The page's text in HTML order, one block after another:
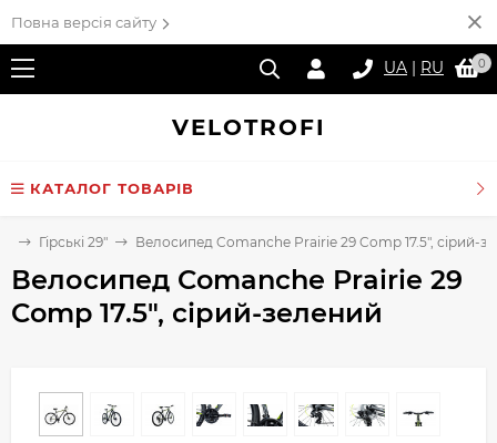
Повна версія сайту
UA | RU 0
VELOTROFI
КАТАЛОГ ТОВАРІВ
Гірські 29" Велосипед Comanche Prairie 29 Comp 17.5", сірий-
Велосипед Comanche Prairie 29
Comp 17.5", сірий-зелений